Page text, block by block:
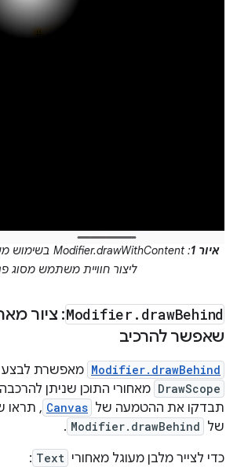
איור 1
ליצור חוויית משתמש מסוג
Modifier . drawBehind
: ציור
שאפשר להרכיב
Modifier.drawBehind מאפשרת לבצע
DrawScope מאחורי התוכן שניתן
תבדקו את ההטמעה של Canvas , תראו
של Modifier.drawBehind
.
כדי לצייר מלבן מעוגל מאחורי Text
: